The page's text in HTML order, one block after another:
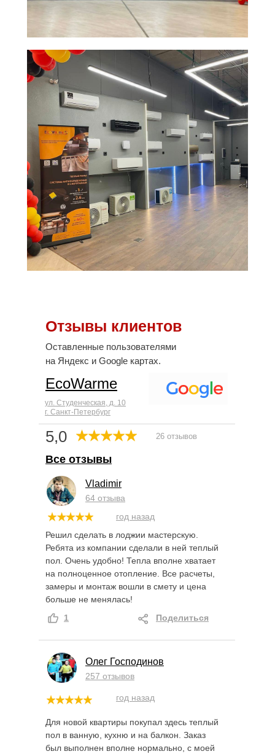
Отзывы клиентов
Оставленные пользователями
на Яндекс и Google картах.
5,0 26 отзывов
ул. Студенческая, д. 10
г. Санкт-Петербург
EcoWarme
год назад
Vladimir
64 отзыва
Все отзывы
Решил сделать в лоджии мастерскую.
Ребята из компании сделали в ней теплый
пол. Очень удобно! Тепла вполне хватает
на полноценное отопление. Все расчеты,
замеры и монтаж вошли в смету и цена
больше не менялась!
1
Поделиться
год назад
Олег Господинов
257 отзывов
Для новой квартиры покупал здесь теплый
пол в ванную, кухню и на балкон. Заказ
был выполнен вполне нормально, с моей